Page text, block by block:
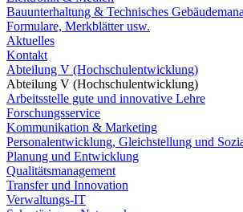
Bauunterhaltung & Technisches
Formulare, Merkblätter usw.
Aktuelles
Kontakt
Abteilung V (Hochschulentwicklung)
Abteilung V (Hochschulentwicklung)
Arbeitsstelle gute und innovative Lehre
Forschungsservice
Kommunikation & Marketing
Personalentwicklung, Gleichstellung und
Planung und Entwicklung
Qualitätsmanagement
Transfer und Innovation
Verwaltungs-IT